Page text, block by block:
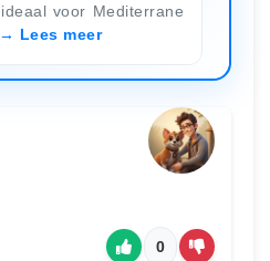
voor Mediterrane
Lees meer
0